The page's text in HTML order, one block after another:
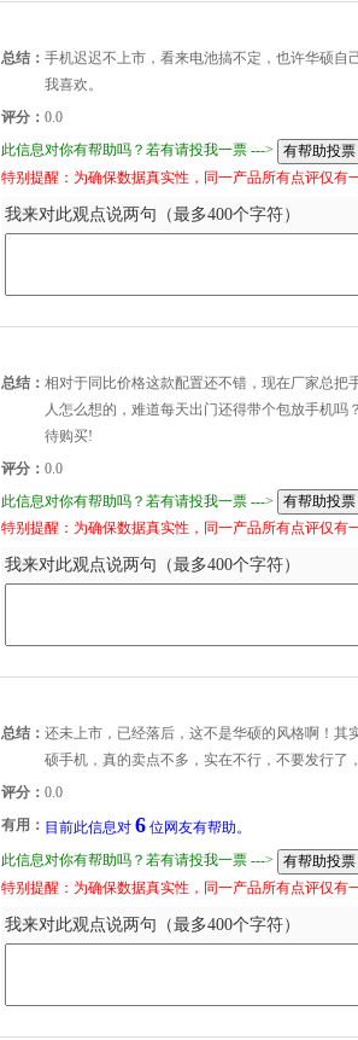
总结： 手机迟迟不上市，看来电池搞不定，也许华硕
我喜欢。
评分： 0.0
此信息对你有帮助吗？若有请投我一票 --->
特别提醒：为确保数据真实性，同一产品所有点评仅有
我来对此观点说两句（最多400个字符）
总结： 相对于同比价格这款配置还不错，现在厂家总
人怎么想的，难道每天出门还得带个包放手机
待购买!
评分： 0.0
此信息对你有帮助吗？若有请投我一票 --->
特别提醒：为确保数据真实性，同一产品所有点评仅有
我来对此观点说两句（最多400个字符）
总结： 还未上市，已经落后，这不是华硕的风格啊！
硕手机，真的卖点不多，实在不行，不要发行
评分： 0.0
有用： 目前此信息对 6 位网友有帮助。
此信息对你有帮助吗？若有请投我一票 --->
特别提醒：为确保数据真实性，同一产品所有点评仅有
我来对此观点说两句（最多400个字符）